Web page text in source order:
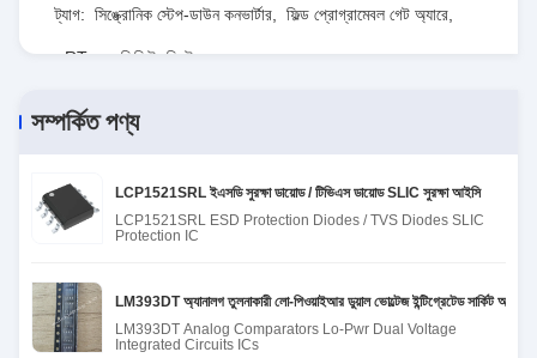
ট্যাগ: সিঙ্ক্রোনিক স্টেপ-ডাউন কনভার্টার ফিল্ড প্রোগ্রামেবল গেট অ্যারে
RT৮০৭৭জিকিউডব্লিউ
সম্পর্কিত পণ্য
LCP1521SRL ইএসডি সুরক্ষা ডায়োড / টিভিএস ডায়োড SLIC সুরক্ষা আইসি
LCP1521SRL ESD Protection Diodes / TVS Diodes SLIC
Protection IC
LM393DT অ্যানালগ তুলনাকারী লো-পিওয়াইআর ডুয়াল ভোল্টেজ ইন্টিগ্রেটেড সার্কিট আইসি
LM393DT Analog Comparators Lo-Pwr Dual Voltage
Integrated Circuits ICs